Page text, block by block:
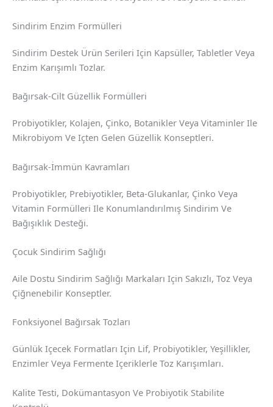
Sindirim Enzim Formülleri
Sindirim Destek Ürün Serileri Için Kapsüller, Tabletler Veya
Enzim Karışımlı Tozlar.
Bağırsak-Cilt Güzellik Formülleri
Probiyotikler, Kolajen, Çinko, Botanikler Veya Vitaminler Ile
Mikrobiyom Ve Içten Gelen Güzellik Konseptleri.
Bağırsak-İmmün Kavramları
Probiyotikler, Prebiyotikler, Beta-Glukanlar, Çinko Veya
Vitamin Formülleri Ile Konumlandırılmış Sindirim Ve
Bağışıklık Desteği.
Çocuk Sindirim Sağlığı
Aile Dostu Sindirim Sağlığı Markaları Için Sakızlı, Toz Veya
Çiğnenebilir Konseptler.
Fonksiyonel Bağırsak Tozları
Günlük Içecek Formatları Için Lif, Probiyotikler, Yeşillikler,
Enzimler Veya Fermente Içeriklerle Toz Karışımları.
Kalite Testi, Dokümantasyon Ve Probiyotik Stabilite